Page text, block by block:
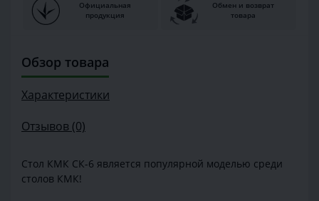
Официальная
продукция
Обмен и возврат
товара
Обзор товара
Характеристики
Отзывов (0)
Стол КМК СК-6 является популярной моделью среди
столов КМК!